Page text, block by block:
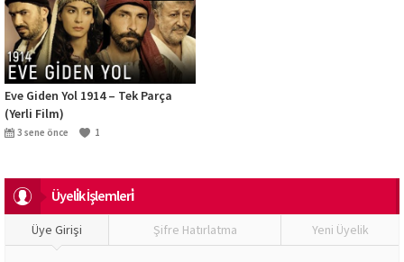
Eve Giden Yol 1914 – Tek Parça
(Yerli Film)
3 sene önce 1
Üyeli̇k İşlemleri̇
Üye Girişi Şifre Hatırlatma Yeni Üyelik